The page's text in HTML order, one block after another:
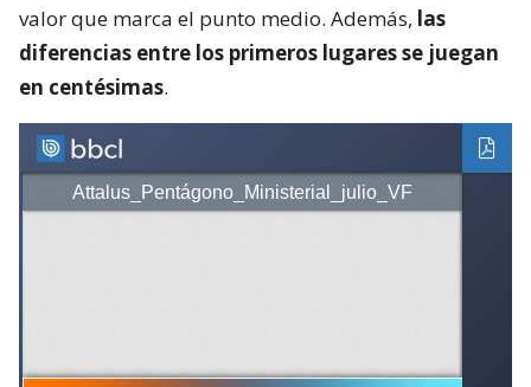
valor que marca el punto medio. Además, las
diferencias entre los primeros lugares se juegan
en centésimas.